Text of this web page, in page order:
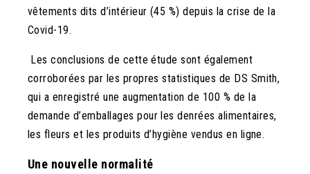
vêtements dits d’intérieur (45 %) depuis la crise de la
Covid-19.
Les conclusions de cette étude sont également
corroborées par les propres statistiques de DS Smith,
qui a enregistré une augmentation de 100 % de la
demande d’emballages pour les denrées alimentaires,
les fleurs et les produits d’hygiène vendus en ligne.
Une nouvelle normalité